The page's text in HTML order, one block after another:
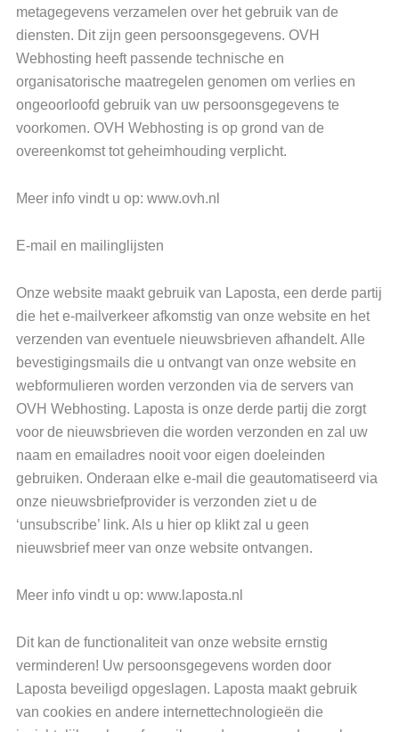
metagegevens verzamelen over het gebruik van de
diensten. Dit zijn geen persoonsgegevens. OVH
Webhosting heeft passende technische en
organisatorische maatregelen genomen om verlies en
ongeoorloofd gebruik van uw persoonsgegevens te
voorkomen. OVH Webhosting is op grond van de
overeenkomst tot geheimhouding verplicht.
Meer info vindt u op: www.ovh.nl
E-mail en mailinglijsten
Onze website maakt gebruik van Laposta, een derde partij
die het e-mailverkeer afkomstig van onze website en het
verzenden van eventuele nieuwsbrieven afhandelt. Alle
bevestigingsmails die u ontvangt van onze website en
webformulieren worden verzonden via de servers van
OVH Webhosting. Laposta is onze derde partij die zorgt
voor de nieuwsbrieven die worden verzonden en zal uw
naam en emailadres nooit voor eigen doeleinden
gebruiken. Onderaan elke e-mail die geautomatiseerd via
onze nieuwsbriefprovider is verzonden ziet u de
‘unsubscribe’ link. Als u hier op klikt zal u geen
nieuwsbrief meer van onze website ontvangen.
Meer info vindt u op: www.laposta.nl
Dit kan de functionaliteit van onze website ernstig
verminderen! Uw persoonsgegevens worden door
Laposta beveiligd opgeslagen. Laposta maakt gebruik
van cookies en andere internettechnologieën die